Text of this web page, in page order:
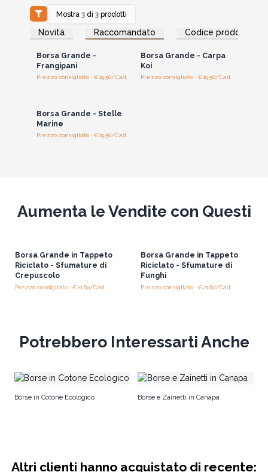
Offrendo una miscela unica di stile e praticità, diventeranno
sicuramente l'accessorio preferito dai tuoi clienti per ogni
stagione.
Migliora la tua gamma di prodotti con queste borse dai
colori vivaci.
Mostra3 di3 prodotti
Novità Raccomandato Codice prodotto
Accedi per vedere
i prezzi all'ingrosso
Borsa Grande -
Frangipani
Prezzo consigliato : €19.50/Cad.
Accedi per vedere
i prezzi all'ingrosso
Borsa Grande - Carpa
Koi
Prezzo consigliato : €19.50/Cad.
Borsa Grande - Stelle
Marine
Prezzo consigliato : €19.50/Cad.
Aumenta le Vendite con Questi
Borsa Grande in Tappeto
Riciclato - Sfumature di
Crepuscolo
Prezzo consigliato : €21.60/Cad.
Borsa Grande in Tappeto
Riciclato - Sfumature di
Funghi
Prezzo consigliato : €21.60/Cad.
Potrebbero Interessarti Anche
Borse in Cotone Ecologico Borse e Zainetti in Canapa
Altri clienti hanno acquistato di recente: